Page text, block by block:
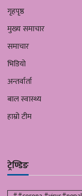
गृहपृष्ठ
मुख्य समाचार
समाचार
भिडियो
अन्तर्वार्ता
बाल स्वास्थ्य
हाम्रो टीम
ट्रेण्डिङ